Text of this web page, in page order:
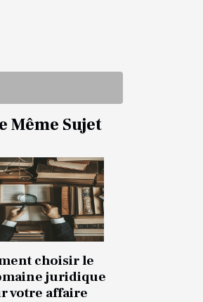
Même Sujet
choisir le
juridique
votre affaire